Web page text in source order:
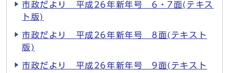
市政だより 平成26年新年号 6・7面(テキス
ト版)
市政だより 平成26年新年号 8面(テキスト
版)
市政だより 平成26年新年号 9面(テキスト